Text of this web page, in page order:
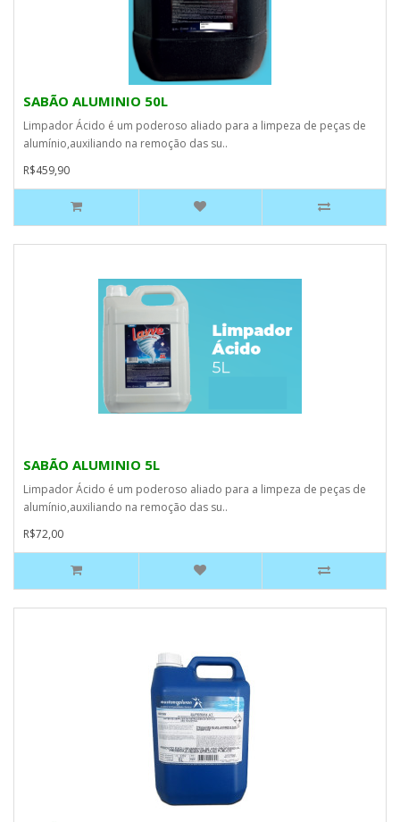
SABÃO ALUMINIO 50L
Limpador Ácido é um poderoso aliado para a limpeza de peças de
alumínio,auxiliando na remoção das su..
R$459,90
SABÃO ALUMINIO 5L
Limpador Ácido é um poderoso aliado para a limpeza de peças de
alumínio,auxiliando na remoção das su..
R$72,00